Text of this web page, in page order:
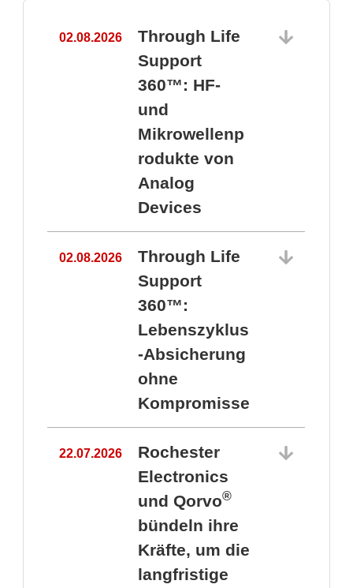
02.08.2026
Through Life
Support
360™: HF-
und
Mikrowellenp
rodukte von
Analog
Devices
02.08.2026
Through Life
Support
360™:
Lebenszyklus
-Absicherung
ohne
Kompromisse
22.07.2026
Rochester
Electronics
und Qorvo®
bündeln ihre
Kräfte, um die
langfristige